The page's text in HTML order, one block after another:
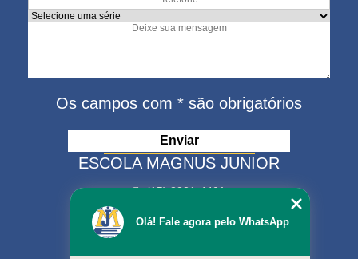
Os campos com * são obrigatórios
ESCOLA MAGNUS JUNIOR
(15) 3321-4401
(15) 99630-9333
matriculas@escolamagnus.com.br
Olá! Fale agora pelo WhatsApp